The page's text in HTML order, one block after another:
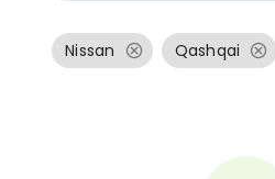
Nissan cancel Qashqai cancel